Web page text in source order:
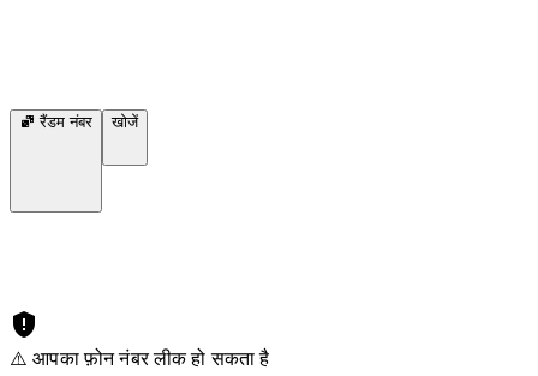
रैंडम नंबर खोजें
⚠️ आपका फ़ोन नंबर लीक हो सकता है